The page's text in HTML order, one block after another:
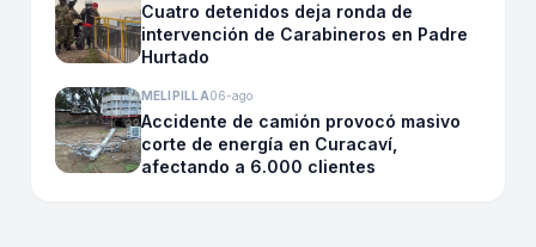
Cuatro detenidos deja ronda de
intervención de Carabineros en Padre
Hurtado
MELIPILLA06-ago
Accidente de camión provocó masivo
corte de energía en Curacaví,
afectando a 6.000 clientes